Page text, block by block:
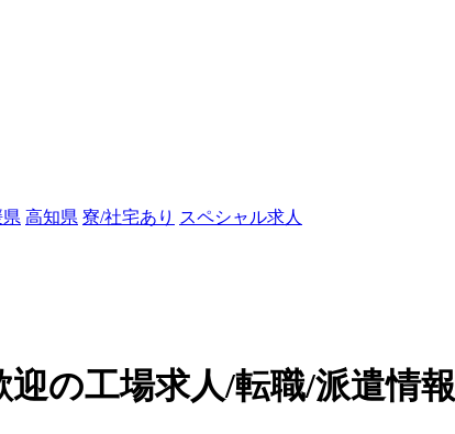
高知県 寮/社宅あり スペシャル求人
の工場求人/転職/派遣情報